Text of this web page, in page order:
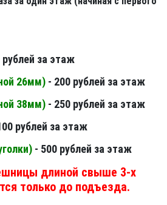
рублей за этаж
26мм) - 200 рублей за этаж
38мм) - 250 рублей за этаж
рублей за этаж
- 500 рублей за этаж
длиной свыше 3-х
только до подъезда.